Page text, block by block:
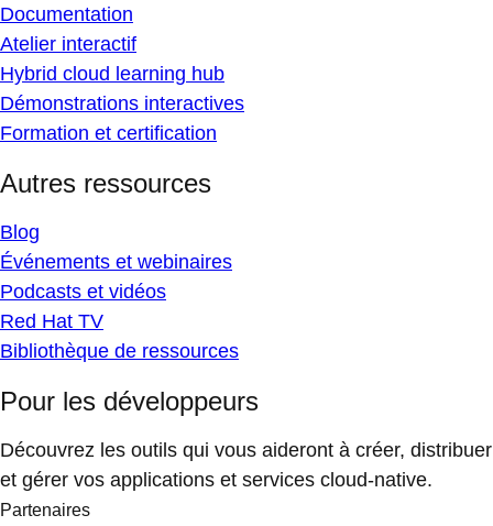
Documentation
Atelier interactif
Hybrid cloud learning hub
Démonstrations interactives
Formation et certification
Autres ressources
Blog
Événements et webinaires
Podcasts et vidéos
Red Hat TV
Bibliothèque de ressources
Pour les développeurs
Découvrez les outils qui vous aideront à créer, distribuer
et gérer vos applications et services cloud-native.
Partenaires